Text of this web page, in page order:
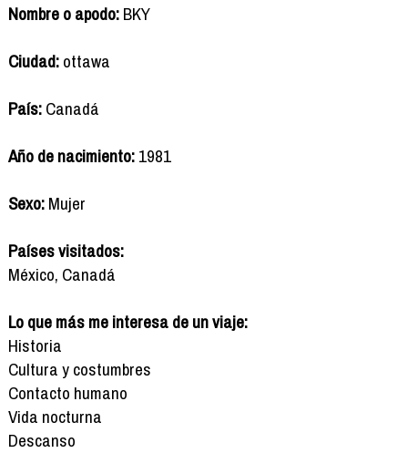
Nombre o apodo:BKY
Ciudad:ottawa
País:Canadá
Año de nacimiento:1981
Sexo:Mujer
Países visitados:
México, Canadá
Lo que más me interesa de un viaje:
Historia
Cultura y costumbres
Contacto humano
Vida nocturna
Descanso